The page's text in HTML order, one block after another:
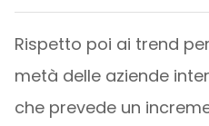
Rispetto poi ai trend
metà delle aziende
che prevede un